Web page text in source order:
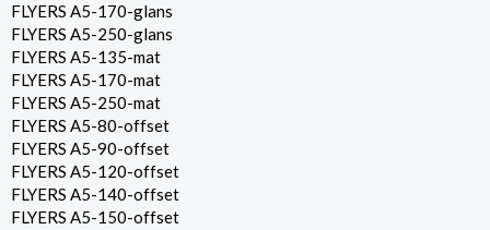
FLYERS A5-170-glans
FLYERS A5-250-glans
FLYERS A5-135-mat
FLYERS A5-170-mat
FLYERS A5-250-mat
FLYERS A5-80-offset
FLYERS A5-90-offset
FLYERS A5-120-offset
FLYERS A5-140-offset
FLYERS A5-150-offset